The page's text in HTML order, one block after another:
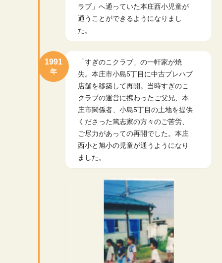
ラブ」へ通っていた本庄西小児童が
通うことができるようになりまし
た。
「すぎのこクラブ」の一軒家が焼
失。本庄市小島5丁目に中古プレハブ
店舗を移築して再開。当時すぎのこ
クラブの運営に携わったご父兄、本
庄市関係者、小島5丁目の土地を提供
くださった篤志家の方々のご苦労、
ご尽力があっての再開でした。本庄
西小と旭小の児童が通うようになり
ました。
1991
年